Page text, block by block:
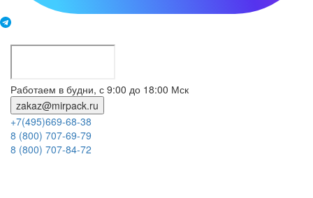
Работаем в будни, с 9:00 до 18:00 Мск
zakaz@mirpack.ru
+7(495)669-68-38
8 (800) 707-69-79
8 (800) 707-84-72